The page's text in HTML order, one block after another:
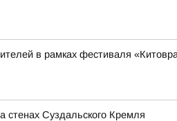
в рамках фестиваля
стенах Суздальского Кремля